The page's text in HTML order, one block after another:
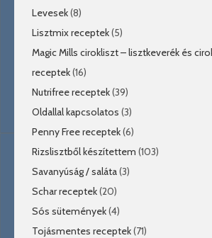
Levesek(8)
Lisztmix receptek(5)
Magic Mills cirokliszt – lisztkeverék és
receptek(16)
Nutrifree receptek(39)
Oldallal kapcsolatos (3)
Penny Free receptek(6)
Rizslisztből készítettem (103)
Savanyúság / saláta(3)
Schar receptek(20)
Sós sütemények(4)
Tojásmentes receptek(71)